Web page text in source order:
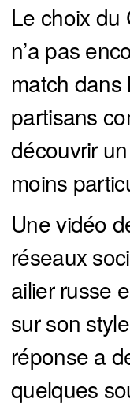
Le choix du
n’a pas
match dans
partisans
découvrir
moins
Une vidéo
réseaux
ailier russe
sur son
réponse a
quelques